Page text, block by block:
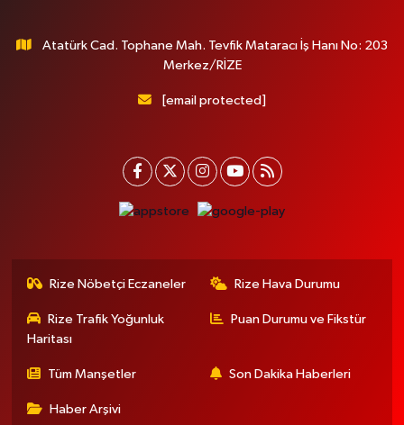
Atatürk Cad. Tophane Mah. Tevfik Mataracı İş Hanı No: 203
Merkez/RİZE
[email protected]
Rize Nöbetçi Eczaneler Rize Hava Durumu
Rize Trafik Yoğunluk
Haritası
Puan Durumu ve Fikstür
Tüm Manşetler Son Dakika Haberleri
Haber Arşivi